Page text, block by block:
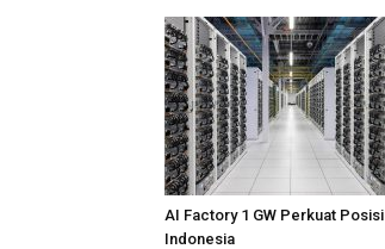
AI Factory 1 GW Perkuat Posisi
Indonesia